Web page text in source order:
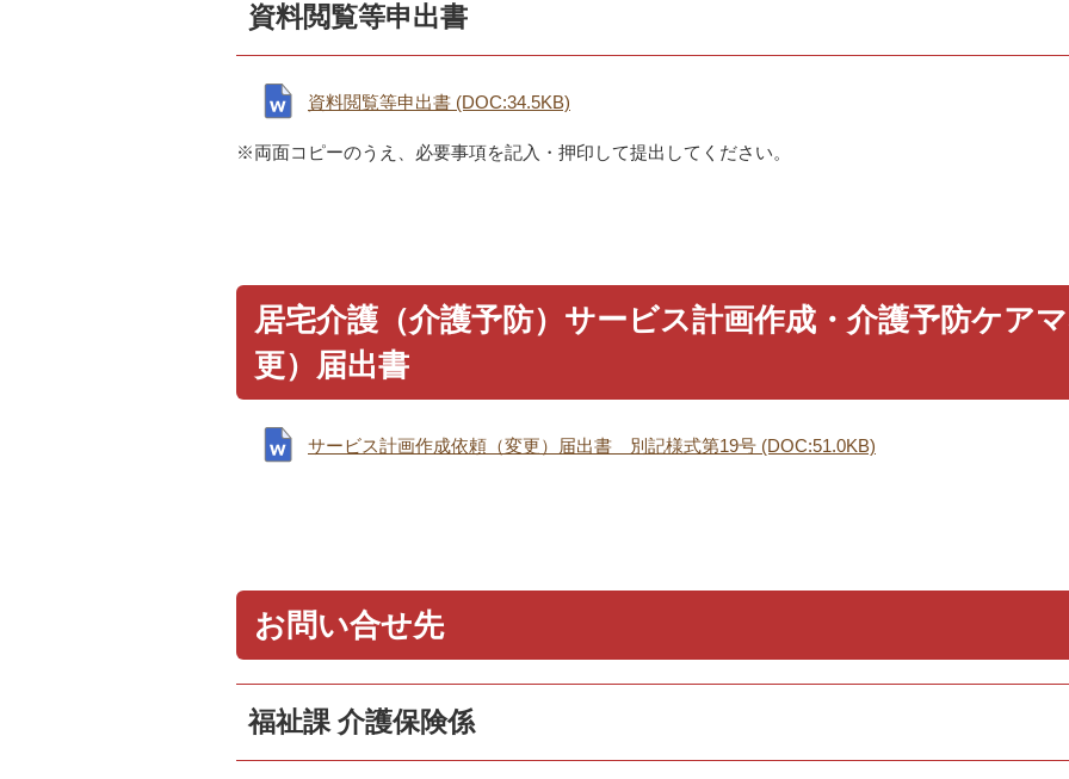
資料閲覧等申出書
資料閲覧等申出書 (DOC:34.5KB)
※両面コピーのうえ、必要事項を記入・押印して提出してください。
居宅介護（介護予防）サービス計画作成・介護予防ケア
更）届出書
サービス計画作成依頼（変更）届出書 別記様式第19号 (DOC:51.0KB)
お問い合せ先
福祉課 介護保険係